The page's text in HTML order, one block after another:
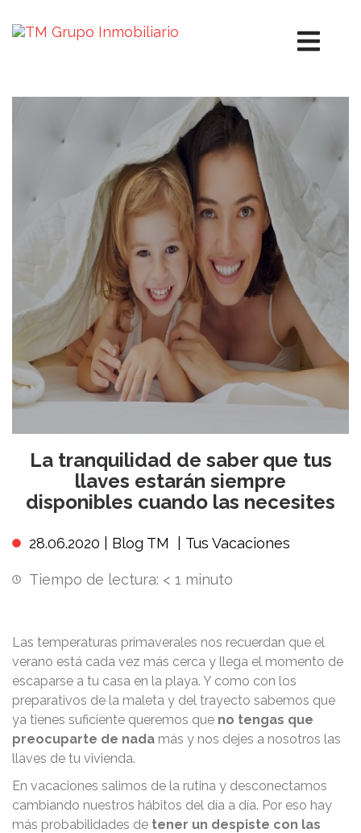
La tranquilidad de saber que tus
llaves estarán siempre
disponibles cuando las necesites
28.06.2020 | Blog TM Tus Vacaciones
Tiempo de lectura: < 1 minuto
Las temperaturas primaverales nos recuerdan que el
verano está cada vez más cerca y llega el momento de
escaparse a tu casa en la playa. Y como con los
preparativos de la maleta y del trayecto sabemos que
ya tienes suficiente queremos que no tengas que
preocuparte de nada más y nos dejes a nosotros las
llaves de tu vivienda.
En vacaciones salimos de la rutina y desconectamos
cambiando nuestros hábitos del día a día. Por eso hay
más probabilidades de tener un despiste con las